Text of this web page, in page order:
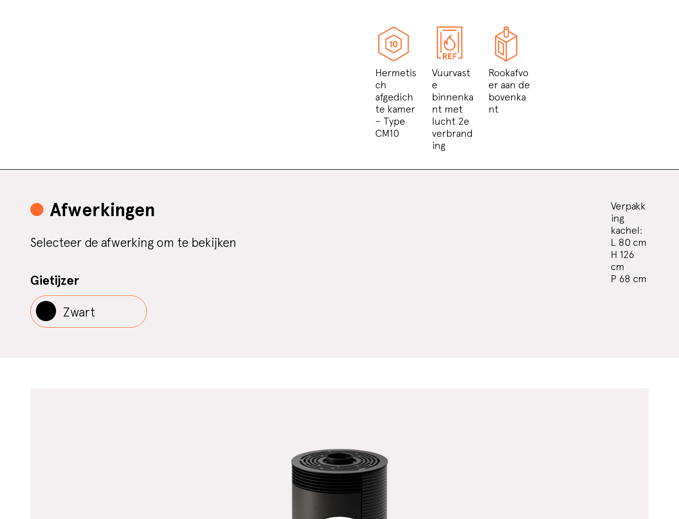
Hermetis
ch
afgedich
te kamer
– Type
CM10
Vuurvast
e
binnenka
nt met
lucht 2e
verbrand
ing
Rookafvo
er aan de
bovenka
nt
Verpakk
ing
kachel:
L 80 cm
H 126
cm
P 68 cm
Afwerkingen
Selecteer de afwerking om te bekijken
Gietijzer
Zwart